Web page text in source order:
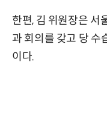
한편, 김 위원장은 서
과 회의를 갖고 당 수
이다.